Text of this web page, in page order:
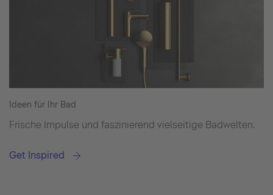
Ideen für Ihr Bad
Frische Impulse und faszinierend vielseitige Badwelten.
Get Inspired